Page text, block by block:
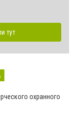
тут
охранного